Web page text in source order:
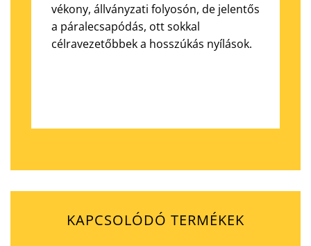
vékony, állványzati folyosón, de jelentős
a páralecsapódás, ott sokkal
célravezetőbbek a hosszúkás nyílások.
KAPCSOLÓDÓ TERMÉKEK